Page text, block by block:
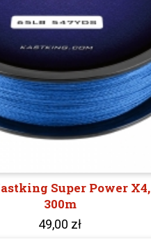
Super Power X4,
300m
49,00 zł